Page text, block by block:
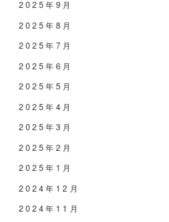
2025年9月
2025年8月
2025年7月
2025年6月
2025年5月
2025年4月
2025年3月
2025年2月
2025年1月
2024年12月
2024年11月